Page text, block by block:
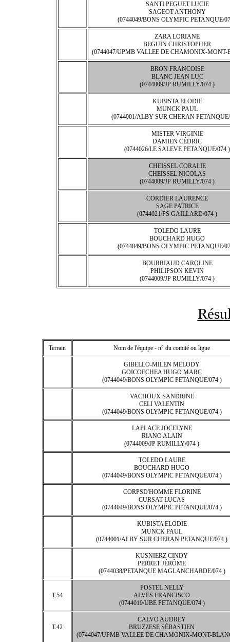
SANTI PEGUET LUCIE
SAGEOT ANTHONY
(0744049/BONS OLYMPIC PETANQUE/
ZARA LORIANE
BEGUIN CHRISTOPHER
(0744047/UPMB VALLEE DE CHAMONIX-MONT-
BRON FRANCOISE
BLANC JEAN LUC
(0744009/JP RUMILLY/074 )
KUBISTA ELODIE
MUNCK PAUL
(0744001/ALBY SUR CHERAN
MISTER VIRGINIE
DAMIEN CÉDRIC
(0744026/LE SALEVE PETANQUE/074 )
CHEISSEL CORALIE
CHEISSEL NICOLAS
(0744009/JP RUMILLY/074 )
CORDIER LAURENCE
SAGE PATRICE
(0744021/PS GAILLARD/074 )
TOLEDO LAURE
BOUCHARD HUGO
(0744049/BONS OLYMPIC PETANQUE/
BOURRIAUD CAROLINE
PHILIPSON KEVIN
(0744009/JP RUMILLY/074 )
Terrain Nom de l'équipe - n° du comité ou ligue
GIBELLO-MILEN MELODY
GOICOECHEA HUGO MARC
(0744049/BONS OLYMPIC PETANQUE/074 )
VACHOUX SANDRINE
CELI VALENTIN
(0744049/BONS OLYMPIC PETANQUE/074 )
LAPLACE JOCELYNE
RIANO ALAIN
(0744009/JP RUMILLY/074 )
TOLEDO LAURE
BOUCHARD HUGO
(0744049/BONS OLYMPIC PETANQUE/074 )
CORPSD'HOMME FLORINE
CURSAT LUCAS
(0744049/BONS OLYMPIC PETANQUE/074 )
KUBISTA ELODIE
MUNCK PAUL
(0744001/ALBY SUR CHERAN PETANQUE/074 )
KUSNIERZ CINDY
PERRET JÉRÔME
(0744038/PETANQUE MAGLANCHARDE/074 )
T.54
POSTEL NELLY
ALVES FRANCISCO
(0744019/UBE PETANQUE/074 )
T.42
CALVO AUDREY
BRUZZESE SÉBASTIEN
(0744047/UPMB VALLEE DE CHAMONIX-MONT-